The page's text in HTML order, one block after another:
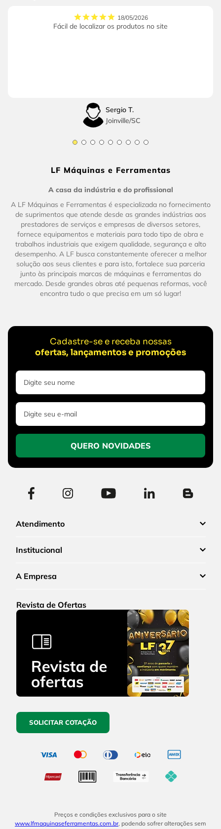
18/05/2026
Fácil de localizar os produtos no site
Sergio T.
Joinville/SC
LF Máquinas e Ferramentas
A casa da indústria e do profissional
A LF Máquinas e Ferramentas é especializada no fornecimento
de suprimentos que atende desde as grandes indústrias aos
prestadores de serviços e empresas de diversos setores,
fornece equipamentos e materiais para todo tipo de obra e
trabalhos industriais que exigem qualidade, segurança e alto
desempenho. A LF busca constantemente oferecer a melhor
solução aos seus clientes e para isto, fortalece sua parceria
junto às principais marcas de máquinas e ferramentas do
mercado. Desde grandes obras até pequenas reformas, você
encontra tudo o que precisa em um só lugar!
Cadastre-se e receba nossas
ofertas, lançamentos e promoções
QUERO NOVIDADES
Atendimento
Institucional
A Empresa
Revista de Ofertas
SOLICITAR COTAÇÃO
Preços e condições exclusivos para o site
www.lfmaquinaseferramentas.com.br, podendo sofrer alterações sem